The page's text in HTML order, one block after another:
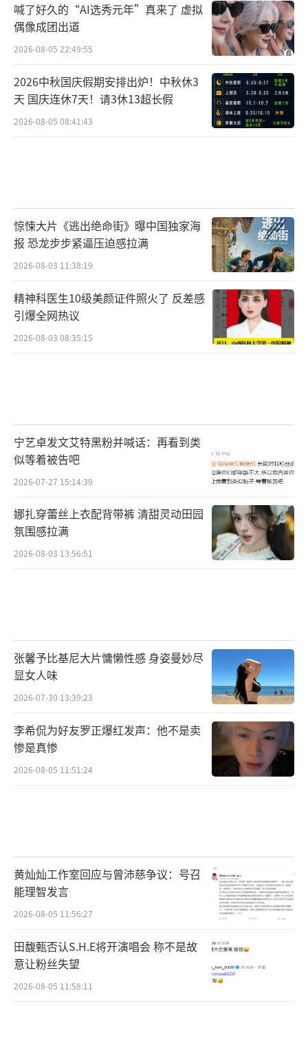
喊了好久的“AI选秀元年”真来了 虚拟
偶像成团出道
2026-08-05 22:49:55
2026中秋国庆假期安排出炉！中秋休3
天 国庆连休7天！请3休13超长假
2026-08-05 08:41:43
惊悚大片《逃出绝命街》曝中国独家海
报 恐龙步步紧逼压迫感拉满
2026-08-03 11:38:19
精神科医生10级美颜证件照火了 反差感
引爆全网热议
2026-08-03 08:35:15
宁艺卓发文艾特黑粉并喊话：再看到类
似等着被告吧
2026-07-27 15:14:39
娜扎穿蕾丝上衣配背带裤 清甜灵动田园
氛围感拉满
2026-08-03 13:56:51
张馨予比基尼大片慵懒性感 身姿曼妙尽
显女人味
2026-07-30 13:39:23
李希侃为好友罗正爆红发声：他不是卖
惨是真惨
2026-08-05 11:51:24
黄灿灿工作室回应与曾沛慈争议：号召
能理智发言
2026-08-05 11:56:27
田馥甄否认S.H.E将开演唱会 称不是故
意让粉丝失望
2026-08-05 11:58:11